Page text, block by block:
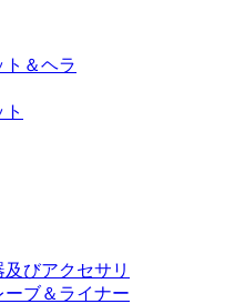
ト＆ヘラ
びアクセサリ
ブ＆ライナー